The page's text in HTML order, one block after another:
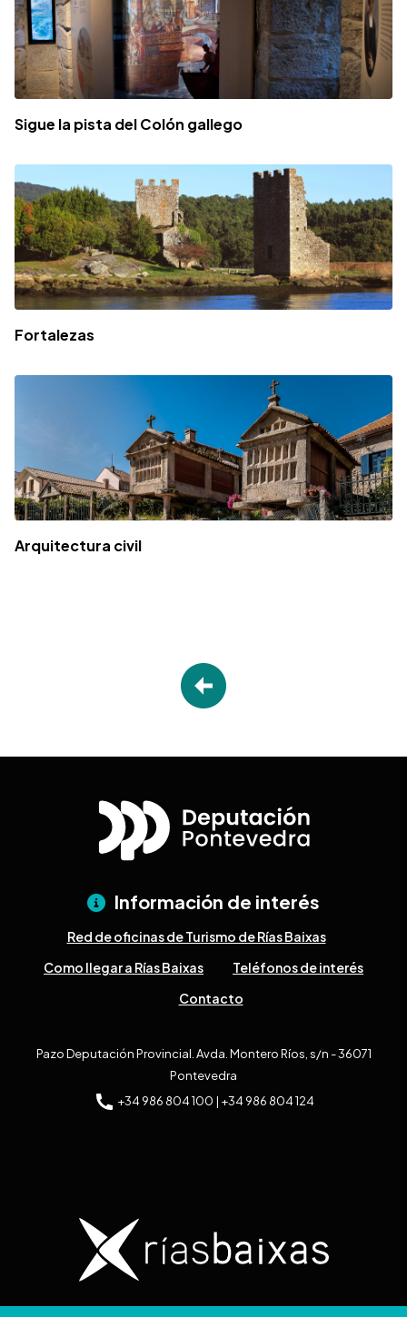
Sigue la pista del Colón gallego
Fortalezas
Arquitectura civil
Información de interés
Red de oficinas de Turismo de Rías Baixas
Como llegar a Rías Baixas
Teléfonos de interés
Contacto
Pazo Deputación Provincial. Avda. Montero Ríos, s/n - 36071
Pontevedra
+34 986 804 100 | +34 986 804 124